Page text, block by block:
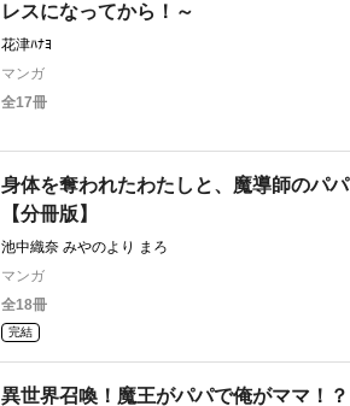
レスになってから！～
花津ﾊﾅﾖ
マンガ
全17冊
身体を奪われたわたしと、魔導師のパパ
【分冊版】
池中織奈 みやのより まろ
マンガ
全18冊
完結
異世界召喚！魔王がパパで俺がママ！？